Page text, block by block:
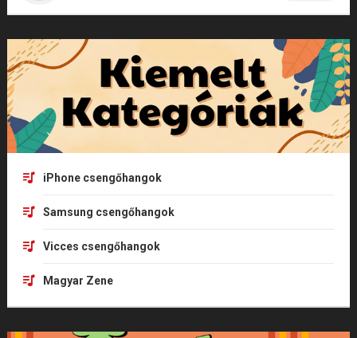
iPhone csengőhangok
Samsung csengőhangok
Vicces csengőhangok
Magyar Zene